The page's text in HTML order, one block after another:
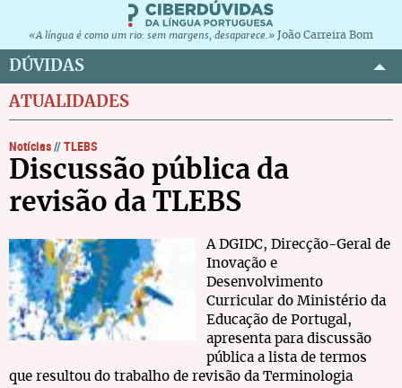
«A língua é como um rio: sem margens, desaparece.» João Carreira Bom
DÚVIDAS
ATUALIDADES
Notícias//TLEBS
Discussão pública da
revisão da TLEBS
A DGIDC, Direcção-Geral de
Inovação e
Desenvolvimento
Curricular do Ministério da
Educação de Portugal,
apresenta para discussão
pública a lista de termos
que resultou do trabalho de revisão da Terminologia